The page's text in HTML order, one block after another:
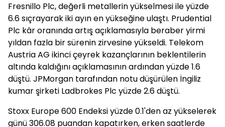
Fresnillo Plc, değerli metallerin yükselmesi ile yüzde
6.6 sıçrayarak iki ayın en yükseğine ulaştı. Prudential
Plc kâr oranında artış açıklamasıyla beraber yirmi
yıldan fazla bir sürenin zirvesine yükseldi. Telekom
Austria AG ikinci çeyrek kazançlarının beklentilerin
altında kaldığını açıklamasının ardından yüzde 1.6
düştü. JPMorgan tarafından notu düşürülen İngiliz
kumar şirketi Ladbrokes Plc yüzde 2.6 düştü.
Stoxx Europe 600 Endeksi yüzde 0.1'den az yükselerek
günü 306.08 puandan kapatırken, erken saatlerde